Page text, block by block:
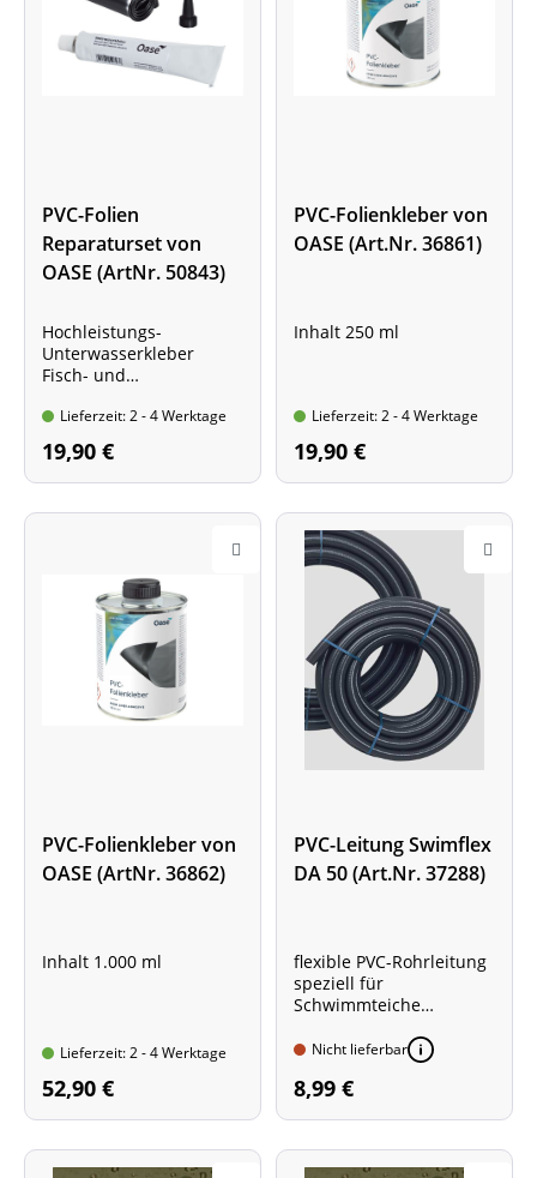
PVC-Folien
Reparaturset von
OASE (ArtNr. 50843)
Hochleistungs-
Unterwasserkleber
Fisch- und
Lieferzeit: 2 - 4 Werktage
19,90 €
PVC-Folienkleber von
OASE (Art.Nr. 36861)
Inhalt 250 ml
Lieferzeit: 2 - 4 Werktage
19,90 €
PVC-Folienkleber von
OASE (ArtNr. 36862)
Inhalt 1.000 ml
Lieferzeit: 2 - 4 Werktage
52,90 €
PVC-Leitung Swimflex
DA 50 (Art.Nr. 37288)
flexible PVC-Rohrleitung
speziell für
Schwimmteiche
mmNicht lieferbar
8,99 €